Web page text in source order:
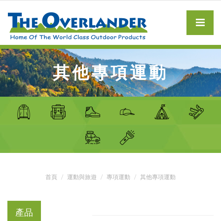
其他專項運動
首頁 運動與旅遊 專項運動 其他專項運動
產品